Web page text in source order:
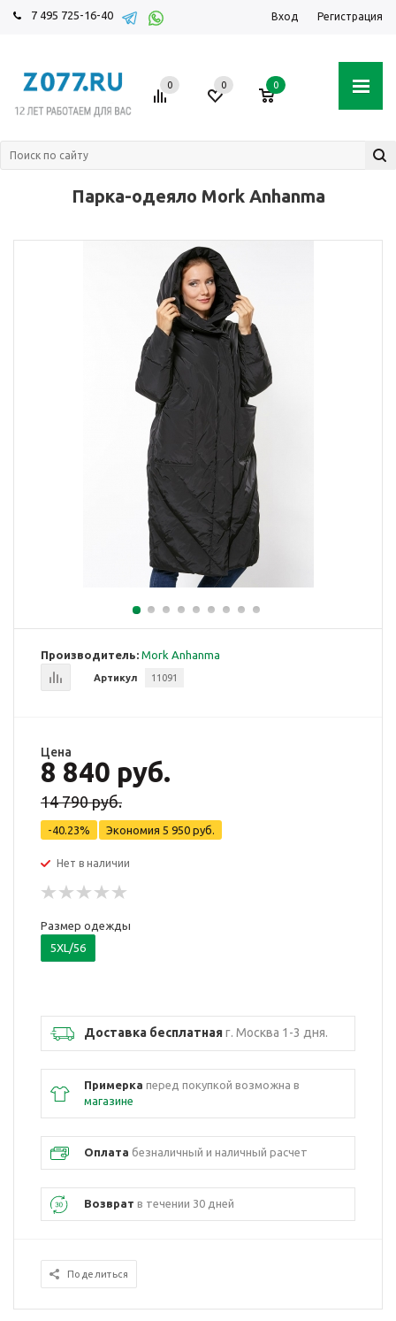
7 495 725-16-40 Вход Регистрация
0 0 0
Парка-одеяло Mork Anhanma
Производитель: Mork Anhanma
Артикул 11091
Цена
8 840 руб.
14 790 руб.
-40.23% Экономия 5 950 руб.
Нет в наличии
Размер одежды
5XL/56
Доставка бесплатнаяг. Москва 1-3 дня.
Примерка перед покупкой возможна в
магазине
Оплата безналичный и наличный расчет
Возврат в течении 30 дней
Поделиться